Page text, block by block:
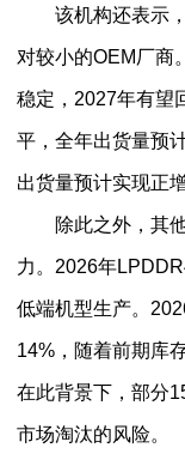
该机构还表示，
对较小的OEM厂商
稳定，2027年有望
平，全年出货量预
出货量预计实现正增
除此之外，其他
力。2026年
低端机型生产。
14%，随着前期库
在此背景下，部分
市场淘汰的风险。